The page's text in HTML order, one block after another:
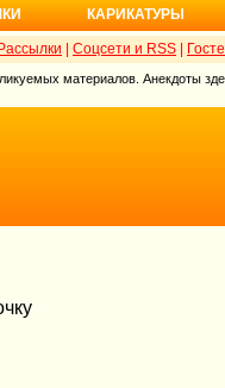
КАРИКАТУРЫ
Рассылки Соцсети и RSS
материалов. Анекдоты